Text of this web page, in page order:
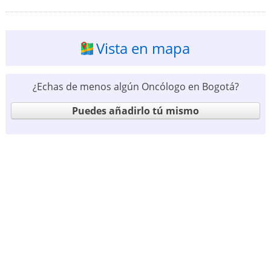
Vista en mapa
¿Echas de menos algún Oncólogo en Bogotá?
Puedes añadirlo tú mismo